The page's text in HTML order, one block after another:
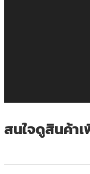
สนใจดูสินค้า